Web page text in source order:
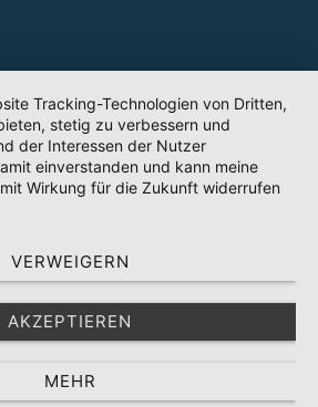
Tracking-Technologien von Dritten,
stetig zu verbessern und
der Interessen der Nutzer
einverstanden und kann meine
Wirkung für die Zukunft widerrufen
VERWEIGERN
AKZEPTIEREN
MEHR